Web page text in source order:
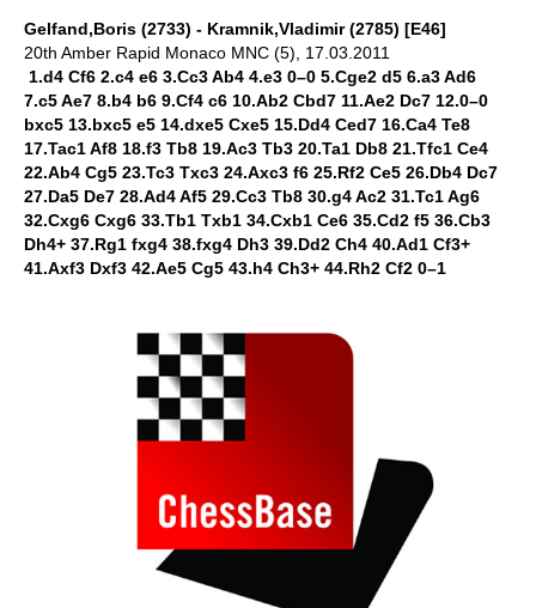
Gelfand,Boris (2733) - Kramnik,Vladimir (2785) [E46]
20th Amber Rapid Monaco MNC (5), 17.03.2011
1.d4 Cf6 2.c4 e6 3.Cc3 Ab4 4.e3 0–0 5.Cge2 d5 6.a3 Ad6
7.c5 Ae7 8.b4 b6 9.Cf4 c6 10.Ab2 Cbd7 11.Ae2 Dc7 12.0–0
bxc5 13.bxc5 e5 14.dxe5 Cxe5 15.Dd4 Ced7 16.Ca4 Te8
17.Tac1 Af8 18.f3 Tb8 19.Ac3 Tb3 20.Ta1 Db8 21.Tfc1 Ce4
22.Ab4 Cg5 23.Tc3 Txc3 24.Axc3 f6 25.Rf2 Ce5 26.Db4 Dc7
27.Da5 De7 28.Ad4 Af5 29.Cc3 Tb8 30.g4 Ac2 31.Tc1 Ag6
32.Cxg6 Cxg6 33.Tb1 Txb1 34.Cxb1 Ce6 35.Cd2 f5 36.Cb3
Dh4+ 37.Rg1 fxg4 38.fxg4 Dh3 39.Dd2 Ch4 40.Ad1 Cf3+
41.Axf3 Dxf3 42.Ae5 Cg5 43.h4 Ch3+ 44.Rh2 Cf2 0–1